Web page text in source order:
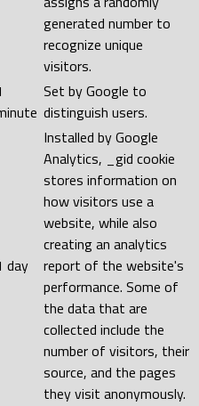
generated number to
recognize unique
visitors.
Set by Google to
distinguish users.
day
Installed by Google
Analytics, _gid cookie
stores information on
how visitors use a
website, while also
creating an analytics
report of the website's
performance. Some of
the data that are
collected include the
number of visitors, their
source, and the pages
they visit anonymously.